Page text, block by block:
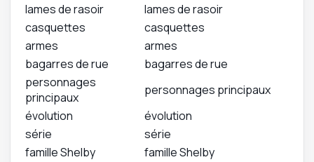
lames de rasoir
lames de rasoir
casquettes
casquettes
armes
armes
bagarres de rue
bagarres de rue
personnages
principaux
personnages principaux
évolution
évolution
série
série
famille Shelby
famille Shelby